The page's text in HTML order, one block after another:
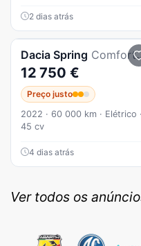
2 dias atrás
Dacia Spring Comfort Plus
12 750 €
Preço justo
2022 · 60 000 km · Elétrico ·
45 cv
4 dias atrás
Ver todos os